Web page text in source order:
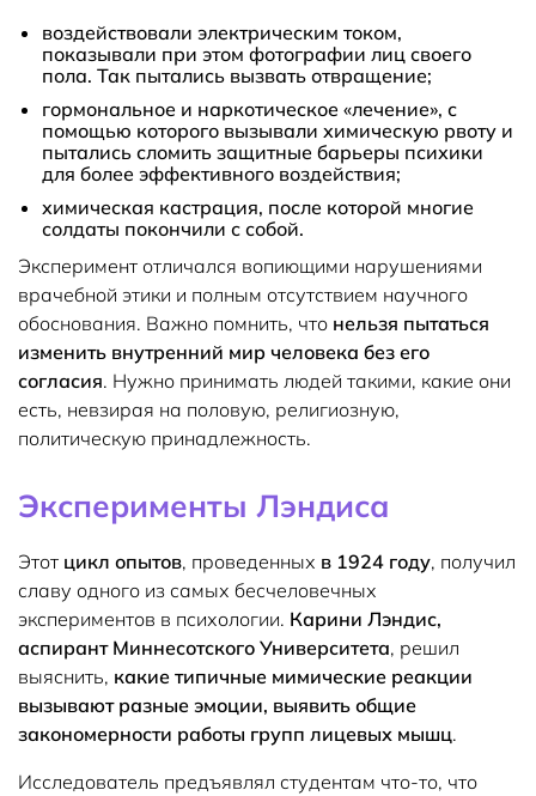
воздействовали электрическим током,
показывали при этом фотографии лиц своего
пола. Так пытались вызвать отвращение;
гормональное и наркотическое «лечение», с
помощью которого вызывали химическую рвоту и
пытались сломить защитные барьеры психики
для более эффективного воздействия;
химическая кастрация, после которой многие
солдаты покончили с собой.
Эксперимент отличался вопиющими нарушениями
врачебной этики и полным отсутствием научного
обоснования. Важно помнить, что нельзя пытаться
изменить внутренний мир человека без его
согласия. Нужно принимать людей такими, какие они
есть, невзирая на половую, религиозную,
политическую принадлежность.
Эксперименты Лэндиса
Этот цикл опытов, проведенных в 1924 году, получил
славу одного из самых бесчеловечных
экспериментов в психологии. Карини Лэндис,
аспирант Миннесотского Университета, решил
выяснить, какие типичные мимические реакции
вызывают разные эмоции, выявить общие
закономерности работы групп лицевых мышц.
Исследователь предъявлял студентам что-то, что